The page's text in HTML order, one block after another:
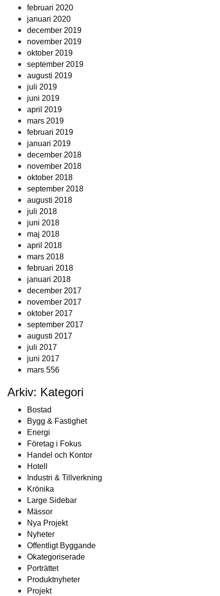
februari 2020
januari 2020
december 2019
november 2019
oktober 2019
september 2019
augusti 2019
juli 2019
juni 2019
april 2019
mars 2019
februari 2019
januari 2019
december 2018
november 2018
oktober 2018
september 2018
augusti 2018
juli 2018
juni 2018
maj 2018
april 2018
mars 2018
februari 2018
januari 2018
december 2017
november 2017
oktober 2017
september 2017
augusti 2017
juli 2017
juni 2017
mars 556
Arkiv: Kategori
Bostad
Bygg & Fastighet
Energi
Företag i Fokus
Handel och Kontor
Hotell
Industri & Tillverkning
Krönika
Large Sidebar
Mässor
Nya Projekt
Nyheter
Offentligt Byggande
Okategoriserade
Porträttet
Produktnyheter
Projekt